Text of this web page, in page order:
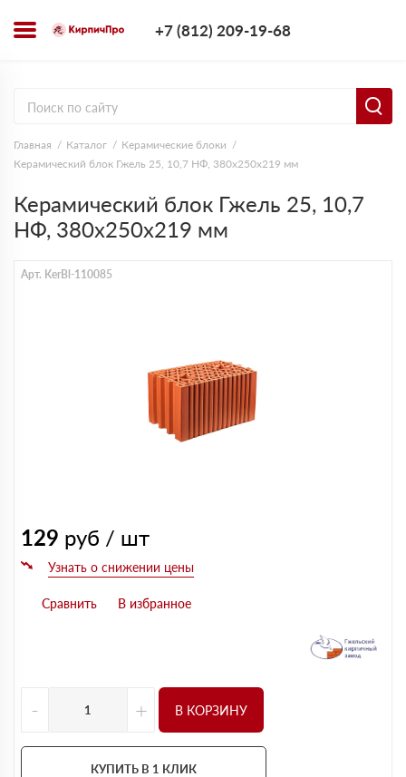
+7 (812) 209-19-68
Главная Каталог
Керамические блоки
Керамический блок Гжель 25, 10,7 НФ, 380х250х219 мм
Керамический блок Гжель 25, 10,7
НФ, 380х250х219 мм
Арт. KerBl-110085
129 руб / шт
- + В КОРЗИНУ
КУПИТЬ В 1 КЛИК